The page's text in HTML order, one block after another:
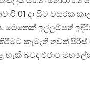
01 දා සිට වසරක
මෙතෙක් ඉල්ලුම්පත්
කැමැති තවත්
බවද එජාප